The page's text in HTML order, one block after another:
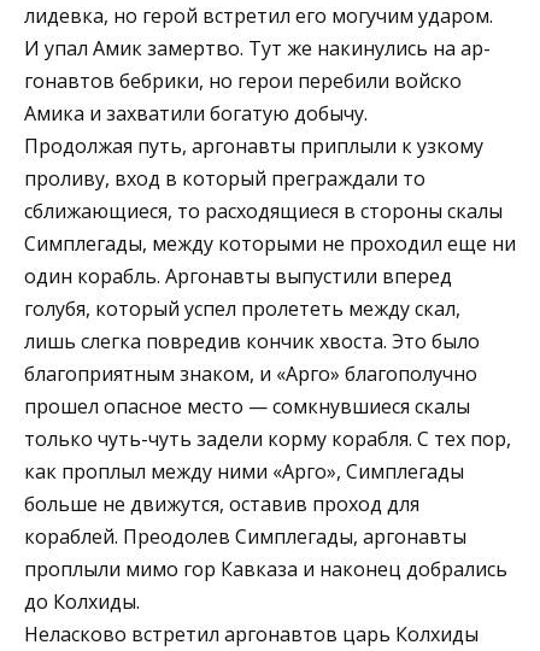
лидевка, но герой встретил его могучим ударом.
И упал Амик замертво. Тут же накинулись на ар­
гонавтов бебрики, но герои перебили войско
Амика и захватили богатую добычу.
Продолжая путь, аргонавты приплыли к узко­му
проливу, вход в который преграждали то
сближающиеся, то расходящиеся в стороны ска­лы
Симплегады, между которыми не проходил еще ни
один корабль. Аргонавты выпустили вперед
голубя, который успел пролететь между скал,
лишь слегка повредив кон­чик хвоста. Это было
благоприятным знаком, и «Арго» благополучно
про­шел опасное место — сомкнувшиеся скалы
только чуть-чуть задели корму корабля. С тех пор,
как проплыл между ними «Арго», Симплегады
больше не движутся, оставив проход для
кораблей. Преодолев Симплегады, аргонавты
проплыли мимо гор Кавказа и наконец добрались
до Колхиды.
Неласково встретил аргонавтов царь Колхиды